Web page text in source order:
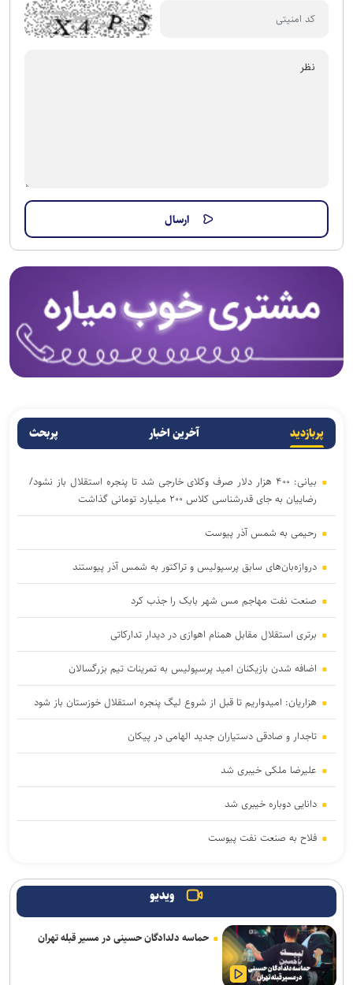
پربازدید آخرین اخبار پربحث
بیانی: ۴۰۰ هزار دلار صرف وکلای خارجی شد تا پنجره استقلال باز نشود/
رضاییان به جای قدرشناسی کلاس ۲۰۰ میلیارد تومانی گذاشت
رحیمی به شمس آذر پیوست
دروازه‌بان‌های سابق پرسپولیس و تراکتور به شمس آذر پیوستند
صنعت نفت مهاجم مس شهر بابک را جذب کرد
برتری استقلال مقابل همنام اهوازی در دیدار تدارکاتی
اضافه شدن بازیکنان امید پرسپولیس به تمرینات تیم بزرگسالان
هزاریان: امیدواریم تا قبل از شروع لیگ پنجره استقلال خوزستان باز شود
تاجدار و صادقی دستیاران جدید الهامی در پیکان
علیرضا ملکی خیبری شد
دانایی دوباره خیبری شد
فلاح به صنعت نفت پیوست
بودجه فوتبال؟
مدیرعامل پرسپولیس سفیر افتخاری چوگان شد
باختر: انتقال قرضی بازیکن بدون ثبت قرارداد تخلف است/ استقلال با
مجازاتی مواجه نخواهد شد
ویدیو
حماسه دلدادگان حسینی در مسیر قبله تهران